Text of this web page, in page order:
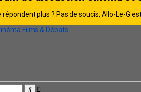
répondent plus ? Pas de soucis, Allo-Le-G
Films & Débats
Rechercher
Recherche